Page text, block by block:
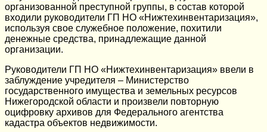
организованной преступной группы, в состав которой
входили руководители ГП НО «Нижтехинвентаризация»,
используя свое служебное положение, похитили
денежные средства, принадлежащие данной
организации.
Руководители ГП НО «Нижтехинвентаризация» ввели в
заблуждение учредителя – Министерство
государственного имущества и земельных ресурсов
Нижегородской области и произвели повторную
оцифровку архивов для Федерального агентства
кадастра объектов недвижимости.